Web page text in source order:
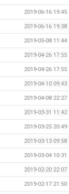
2019-06-16 19:45
2019-06-16 19:38
2019-05-08 11:44
2019-04-26 17:55
2019-04-26 17:55
2019-04-10 09:43
2019-04-08 22:27
2019-03-31 11:42
2019-03-25 20:49
2019-03-13 09:58
2019-03-04 10:31
2019-02-20 22:07
2019-02-17 21:50